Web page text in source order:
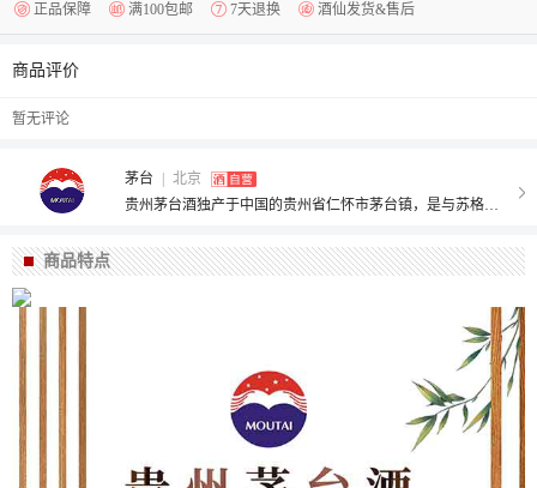
正品保障 满100包邮 7天退换 酒仙发货&售后
商品评价
暂无评论
茅台
北京
贵州茅台酒独产于中国的贵州省仁怀市茅台镇，是与苏格兰威士忌、法国科涅克白兰地齐名的三大蒸馏酒之一，是大曲酱香型白酒的鼻祖。茅台有着神秘悠远的历史。建国以来，无数次重要大活动，茅台酒都被当作国礼，赠送给外国领导人。茅台酒在以醉人的芳香让世界了解自己的同时，也将中华酒文化的魅力和韵味淋漓尽致地展示给了世界，让其了解了中国、中国文化。自古而今，向往茅台、赞美茅台的文人墨客不计其数。
商品特点